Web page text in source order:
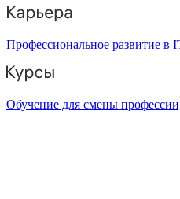
Профессиональное развитие в
Обучение для смены